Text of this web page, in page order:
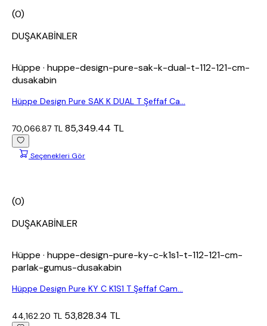
(0)
DUŞAKABİNLER
Hüppe · huppe-design-pure-sak-k-dual-t-112-121-cm-
dusakabin
Hüppe Design Pure SAK K DUAL T Şeffaf Ca...
70,066.87 TL 85,349.44 TL
Seçenekleri Gör
(0)
DUŞAKABİNLER
Hüppe · huppe-design-pure-ky-c-k1s1-t-112-121-cm-
parlak-gumus-dusakabin
Hüppe Design Pure KY C K1S1 T Şeffaf Cam...
44,162.20 TL 53,828.34 TL